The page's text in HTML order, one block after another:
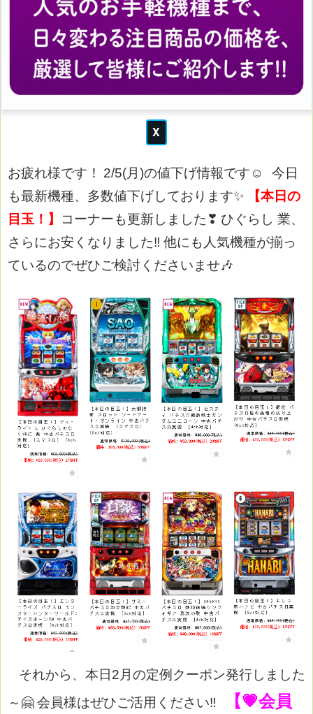
お疲れ様です！ 2/5(月)の値下げ情報です☺
今日
も最新機種、多数値下げしております✨
【本日の
目玉！】
コーナーも更新しました❣ ひぐらし 業、
さらにお安くなりました‼ 他にも人気機種が揃っ
ているのでぜひご検討くださいませ🎶
それから、本日2月の定例クーポン発行しました
～🤗会員様はぜひご活用ください‼
【💗会員